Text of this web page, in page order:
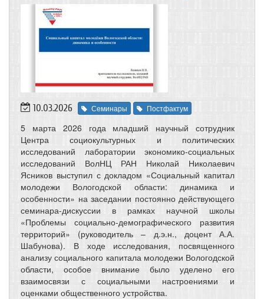
10.03.2026 Семинары Постфактум
5 марта 2026 года младший научный сотрудник
Центра социокультурных и политических
исследований лаборатории экономико-социальных
исследований ВолНЦ РАН Николай Николаевич
Ясников выступил с докладом «Социальный капитал
молодежи Вологодской области: динамика и
особенности» на заседании постоянно действующего
семинара-дискуссии в рамках научной школы
«Проблемы социально-демографического развития
территорий» (руководитель – д.э.н., доцент А.А.
Шабунова). В ходе исследования, посвященного
анализу социального капитала молодежи Вологодской
области, особое внимание было уделено его
взаимосвязи с социальными настроениями и
оценками общественного устройства.